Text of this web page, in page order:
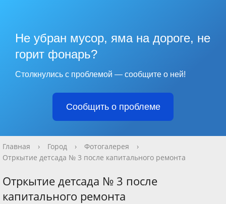
Не убран мусор, яма на дороге, не
горит фонарь?
Столкнулись с проблемой — сообщите о ней!
Сообщить о проблеме
Главная › Город › Фотогалерея
›
Отркытие детсада № 3 после капитального ремонта
Отркытие детсада № 3 после
капитального ремонта